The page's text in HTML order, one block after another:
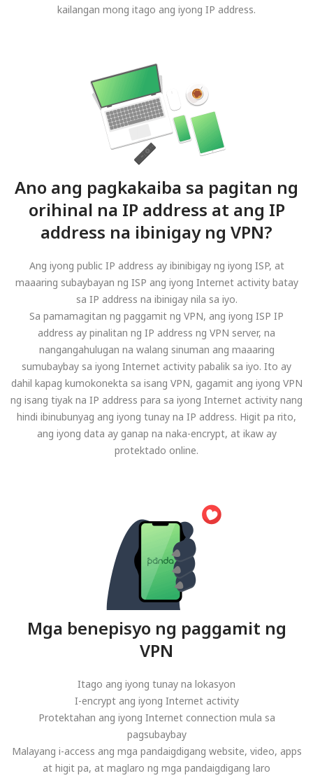
kailangan mong itago ang iyong IP address.
Ano ang pagkakaiba sa pagitan ng
orihinal na IP address at ang IP
address na ibinigay ng VPN?
Ang iyong public IP address ay ibinibigay ng iyong ISP, at
maaaring subaybayan ng ISP ang iyong Internet activity batay
sa IP address na ibinigay nila sa iyo.
Sa pamamagitan ng paggamit ng VPN, ang iyong ISP IP
address ay pinalitan ng IP address ng VPN server, na
nangangahulugan na walang sinuman ang maaaring
sumubaybay sa iyong Internet activity pabalik sa iyo. Ito ay
dahil kapag kumokonekta sa isang VPN, gagamit ang iyong VPN
ng isang tiyak na IP address para sa iyong Internet activity nang
hindi ibinubunyag ang iyong tunay na IP address. Higit pa rito,
ang iyong data ay ganap na naka-encrypt, at ikaw ay
protektado online.
Mga benepisyo ng paggamit ng
VPN
Itago ang iyong tunay na lokasyon
I-encrypt ang iyong Internet activity
Protektahan ang iyong Internet connection mula sa
pagsubaybay
Malayang i-access ang mga pandaigdigang website, video, apps
at higit pa, at maglaro ng mga pandaigdigang laro